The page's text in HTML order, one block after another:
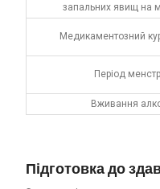
запальних явищ на
Медикаментозний
Період
Вживання
Підготовка до